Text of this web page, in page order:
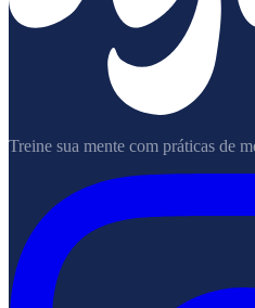
Treine sua mente com práticas de